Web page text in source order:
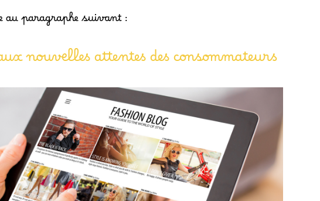
au paragraphe suivant :
nouvelles attentes des consommateurs